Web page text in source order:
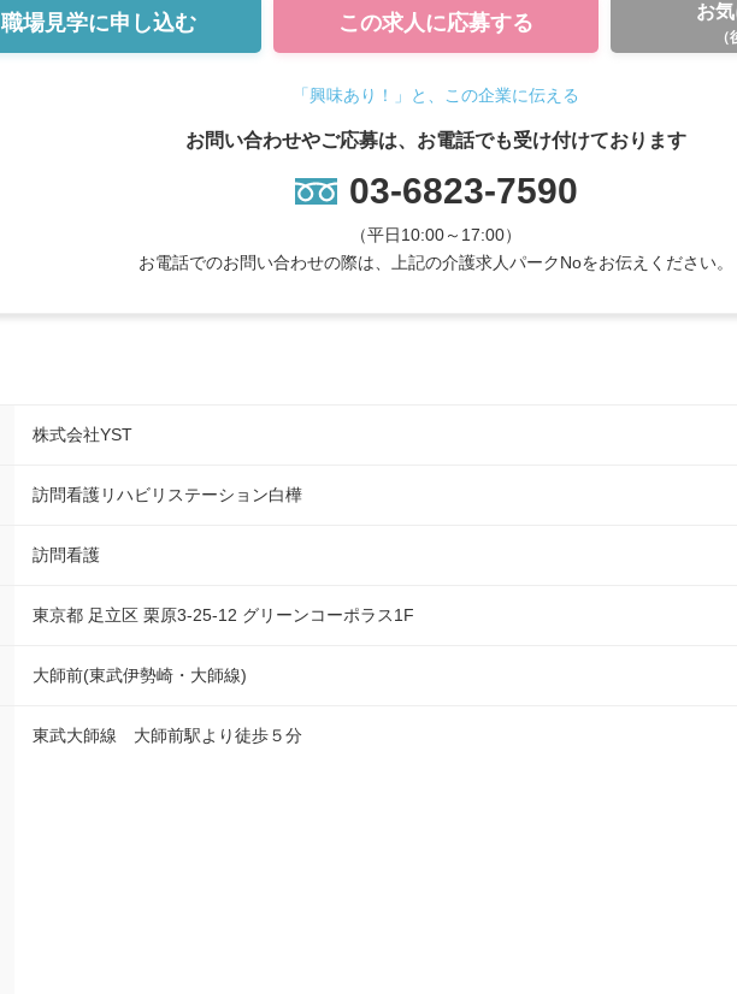
職場見学に申し込む この求人に応募する お
「興味あり！」と、この企業に伝える
お問い合わせやご応募は、お電話でも受け付けております
03-6823-7590
（平日10:00～17:00）
お電話でのお問い合わせの際は、上記の介護求人パークNoをお伝えください。
株式会社YST
訪問看護リハビリステーション白樺
訪問看護
東京都 足立区 栗原3-25-12 グリーンコーポラス1F
大師前(東武伊勢崎・大師線)
東武大師線　大師前駅より徒歩５分